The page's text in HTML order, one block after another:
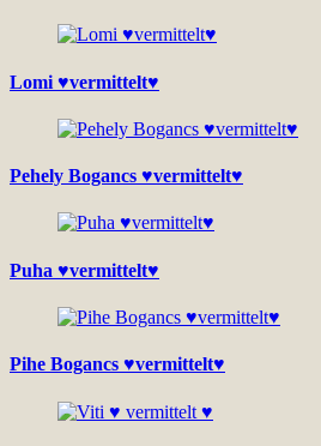
Lomi ♥vermittelt♥
Pehely Bogancs ♥vermittelt♥
Puha ♥vermittelt♥
Pihe Bogancs ♥vermittelt♥